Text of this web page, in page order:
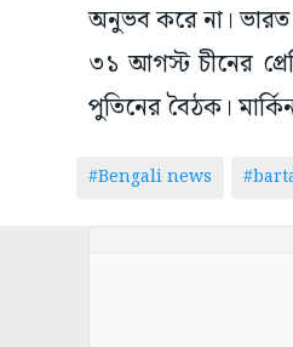
অনুভব করে না।
৩১ আগস্ট চীনের
পুতিনের বৈঠক।
#Bengali news